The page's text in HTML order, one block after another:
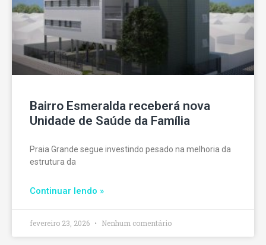
Bairro Esmeralda receberá nova
Unidade de Saúde da Família
Praia Grande segue investindo pesado na melhoria da
estrutura da
Continuar lendo »
fevereiro 23, 2026 Nenhum comentário